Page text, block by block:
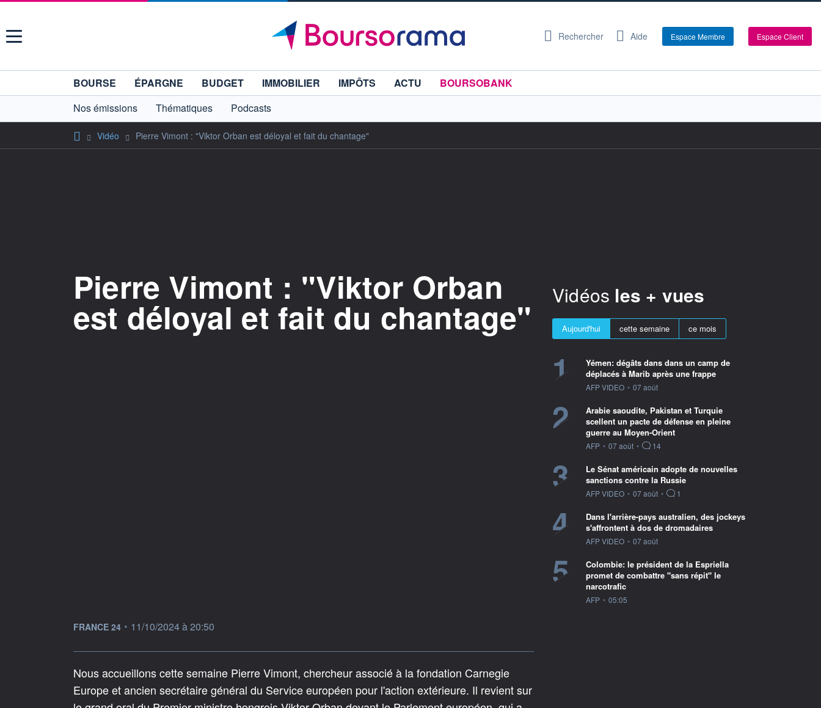
Menu Rechercher Aide Espace Membre Espace Client
BOURSE ÉPARGNE BUDGET IMMOBILIER IMPÔTS ACTU
BOURSOBANK
Nos émissions
Thématiques Podcasts
Vidéo Pierre Vimont : "Viktor Orban est déloyal et fait du chantage"
Pierre Vimont : "Viktor Orban
est déloyal et fait du chantage"
information fournie par
FRANCE 24 • 11/10/2024 à 20:50
Nous accueillons cette semaine Pierre Vimont, chercheur associé à la fondation Carnegie
Europe et ancien secrétaire général du Service européen pour l'action extérieure. Il revient sur
Vidéos les + vues
Aujourd'hui cette semaine ce mois
1
Yémen: dégâts dans dans un camp de
déplacés à Marib après une frappe
information fournie par
AFP VIDEO • 07 août
2
Arabie saoudite, Pakistan et Turquie
scellent un pacte de défense en pleine
guerre au Moyen-Orient
information fournie par
AFP • 07 août • 14
3
Le Sénat américain adopte de nouvelles
sanctions contre la Russie
information fournie par
AFP VIDEO • 07 août • 1
4
Dans l'arrière-pays australien, des jockeys
s'affrontent à dos de dromadaires
information fournie par
AFP VIDEO • 07 août
5
Colombie: le président de la Espriella
promet de combattre "sans répit" le
narcotrafic
information fournie par
AFP • 05:05